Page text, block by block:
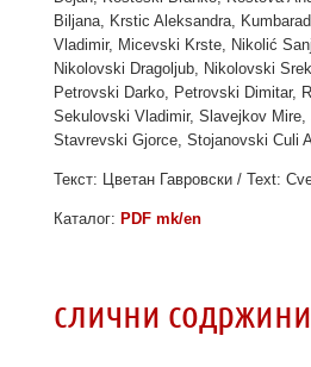
Biljana, Krstic Aleksandra,
Vladimir, Micevski Krste, Nikolić
Nikolovski Dragoljub, Nikolovski
Petrovski Darko, Petrovski Dimitar,
Sekulovski Vladimir, Slavejkov Mire,
Stavrevski Gjorce, Stojanovski Culi
Текст: Цветан Гавровски / Text:
Каталог: PDF mk/en
слични